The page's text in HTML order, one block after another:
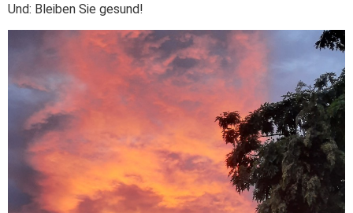
Und: Bleiben Sie gesund!